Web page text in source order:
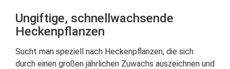
Ungiftige, schnellwachsende
Heckenpflanzen
Sucht man speziell nach Heckenpflanzen, die sich
durch einen großen jährlichen Zuwachs auszeichnen und